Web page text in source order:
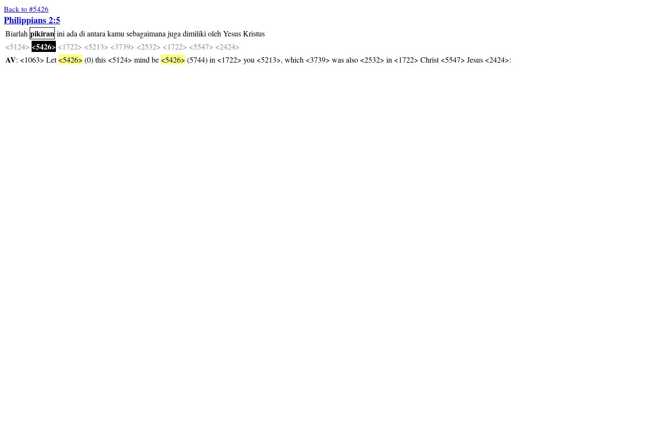
Back to #5426
Philippians 2:5
Biarlah pikiran ini ada di antara kamu sebagaimana juga dimiliki oleh YesusKristus
<5124> <5426> <1722> <5213> <3739> <2532> <1722> <5547> <2424>
AV: <1063> Let<5426> (0) this <5124> mind be <5426> (5744) in <1722> you <5213>, which <3739> was also <2532> in <1722> Christ <5547> Jesus <2424>: